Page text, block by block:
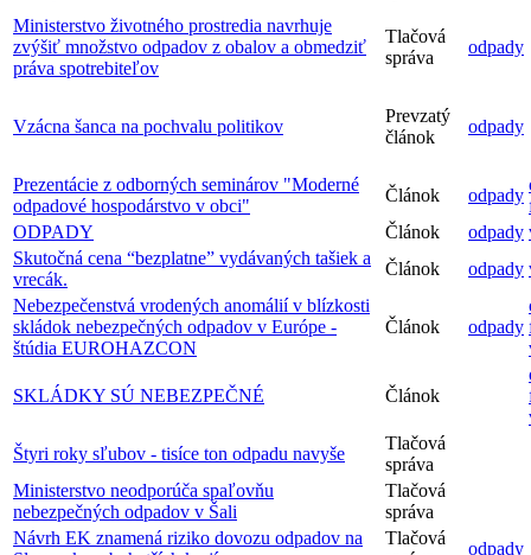
Ministerstvo životného prostredia navrhuje
zvýšiť množstvo odpadov z obalov a obmedziť
práva spotrebiteľov
Tlačová
správa
odpady
Vzácna šanca na pochvalu politikov
Prevzatý
článok
odpady
Prezentácie z odborných seminárov "Moderné
odpadové hospodárstvo v obci"
Článok odpady
ODPADY
Článok odpady
Skutočná cena “bezplatne” vydávaných tašiek a
vrecák.
Článok odpady
Nebezpečenstvá vrodených anomálií v blízkosti
skládok nebezpečných odpadov v Európe -
štúdia EUROHAZCON
Článok odpady
SKLÁDKY SÚ NEBEZPEČNÉ Článok
Štyri roky sľubov - tisíce ton odpadu navyše
Tlačová
správa
Ministerstvo neodporúča spaľovňu
nebezpečných odpadov v Šali
Tlačová
správa
Návrh EK znamená riziko dovozu odpadov na
Tlačová
odpady